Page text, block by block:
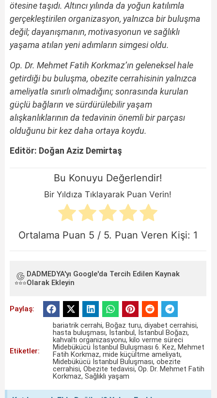
ötesine taşıdı. Altıncı yılında da yoğun katılımla
gerçekleştirilen organizasyon, yalnızca bir buluşma
değil; dayanışmanın, motivasyonun ve sağlıklı
yaşama atılan yeni adımların simgesi oldu.
Op. Dr. Mehmet Fatih Korkmaz’ın geleneksel hale
getirdiği bu buluşma, obezite cerrahisinin yalnızca
ameliyatla sınırlı olmadığını; sonrasında kurulan
güçlü bağların ve sürdürülebilir yaşam
alışkanlıklarının da tedavinin önemli bir parçası
olduğunu bir kez daha ortaya koydu.
Editör: Doğan Aziz Demirtaş
Bu Konuyu Değerlendir!
Bir Yıldıza Tıklayarak Puan Verin!
Ortalama Puan 5 / 5. Puan Veren Kişi: 1
DADMEDYA'yı Google'da Tercih Edilen Kaynak
Olarak Ekleyin
Paylaş:
Etiketler:
bariatrik cerrahi,Boğaz turu,diyabet cerrahisi,
hasta buluşması, İstanbul, İstanbul Boğazı,
kahvaltı organizasyonu,kilo verme süreci
Midebükücü İstanbul Buluşması 6. Kez,Mehmet
Fatih Korkmaz,mide küçültme ameliyatı,
Midebükücü İstanbul Buluşması,obezite
cerrahisi,Obezite tedavisi,Op. Dr. Mehmet Fatih
Korkmaz,Sağlıklı yaşam